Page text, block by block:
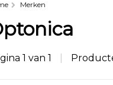
Merken
1 van 1